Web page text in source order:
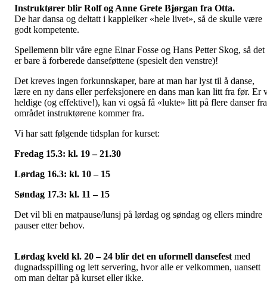
Instruktører blir Rolf og Anne Grete Bjørgan fra Otta.
De har dansa og deltatt i kappleiker «hele livet», så de skulle være
godt kompetente.
Spellemenn blir våre egne Einar Fosse og Hans Petter Skog, så det
er bare å forberede danseføttene (spesielt den venstre)!
Det kreves ingen forkunnskaper, bare at man har lyst til å danse,
lære en ny dans eller perfeksjonere en dans man kan litt fra før. Er
heldige (og effektive!), kan vi også få «lukte» litt på flere danser fra
området instruktørene kommer fra.
Vi har satt følgende tidsplan for kurset:
Fredag 15.3: kl. 19 – 21.30
Lørdag 16.3: kl. 10 – 15
Søndag 17.3: kl. 11 – 15
Det vil bli en matpause/lunsj på lørdag og søndag og ellers mindre
pauser etter behov.
Lørdag kveld kl. 20 – 24 blir det en uformell dansefest med
dugnadsspilling og lett servering, hvor alle er velkommen, uansett
om man deltar på kurset eller ikke.